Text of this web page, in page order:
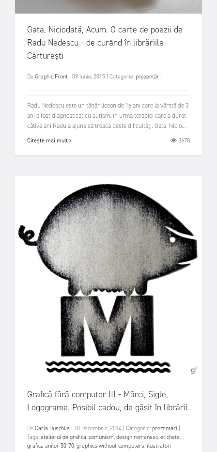
Gata, Niciodată, Acum. O carte de poezii de
Radu Nedescu - de curând în librăriile
Cărturești
De Graphic Front 09 Iunie, 2015 Categorie:prezentări
Radu Nedescu este un tânăr licean de 16 ani care la vârstă de 3
ani a fost diagnosticat cu autism. în urma terapiei care a durat
câţiva ani Radu a ajuns să treacă peste dificultăţi. Gata, Nicio...
Citește mai mult 3678
Grafică fără computer III - Mărci, Sigle,
Logograme. Posibil cadou, de găsit în librării.
De Carla Duschka | 18 Decembrie, 2014 | Categorie:prezentări |
Tags:atelierul de grafica,comunism,design romanesc,etichete,
grafica anilor 50-70,graphics without computers, ilustratori